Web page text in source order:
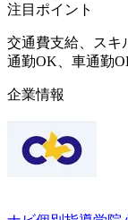
注目ポイント
交通費支給、スキ
通勤OK、車通勤
企業情報